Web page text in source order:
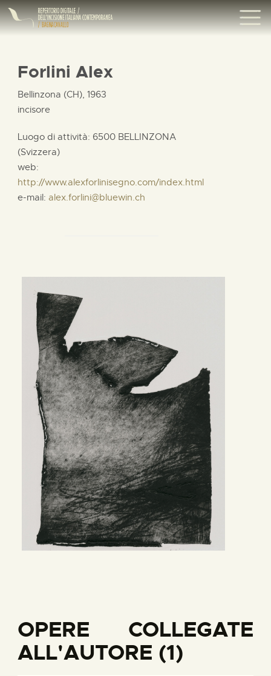
Forlini Alex
Bellinzona (CH), 1963
incisore
Luogo di attività: 6500 BELLINZONA
(Svizzera)
web:
http://www.alexforlinisegno.com/index.html
e-mail: alex.forlini@bluewin.ch
OPERE COLLEGATE
ALL'AUTORE (1)